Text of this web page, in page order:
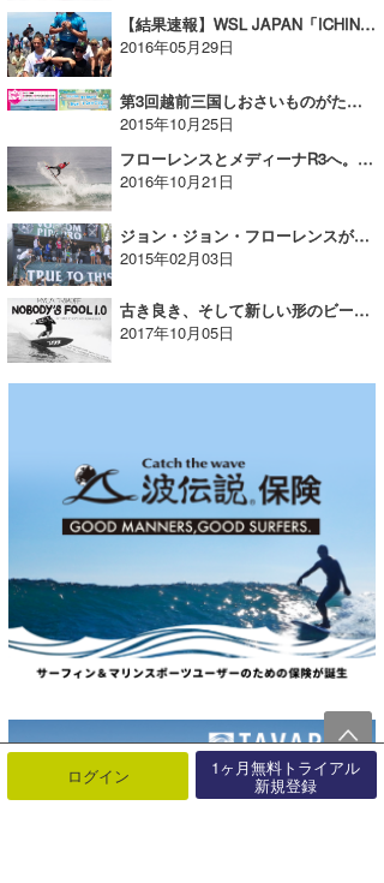
【結果速報】WSL JAPAN「ICHINOMIYA CHIBA OPEN」終了！
2016年05月29日
第3回越前三国しおさいものがたりカップ & The 28th The Blue and Nan’s Sea Cup
2015年10月25日
フローレンスとメディーナR3へ。ウィルコはレース脱落。MEOリップ・カール・プロ・ポルトガル
2016年10月21日
ジョン・ジョン・フローレンスが通算4度目のボルコム・パイプ・プロ優勝。大野修聖は7位。
2015年02月03日
古き良き、そして新しい形のビーチコミュニティーギャザーリング ”NOBODY’S FOOL1.0”開催のお知らせ
2017年10月05日
ログイン 1ヶ月無料トライアル
新規登録